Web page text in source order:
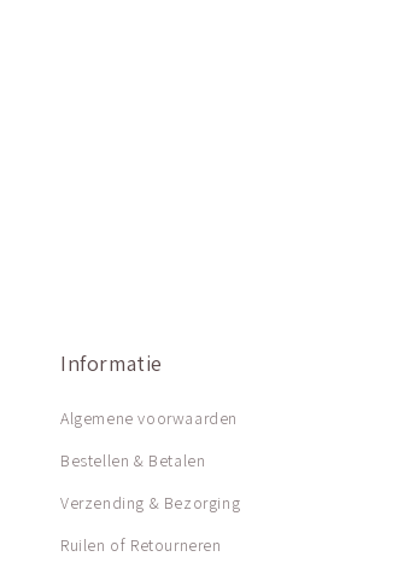
Informatie
Algemene voorwaarden
Bestellen & Betalen
Verzending & Bezorging
Ruilen of Retourneren